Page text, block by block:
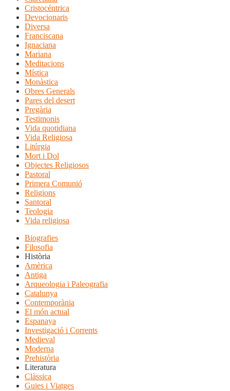
Cristocéntrica
Devocionaris
Diversa
Franciscana
Ignaciana
Mariana
Meditacions
Mística
Monàstica
Obres Generals
Pares del desert
Pregària
Testimonis
Vida quotidiana
Vida Religiosa
Litúrgia
Mort i Dol
Objectes Religiosos
Pastoral
Primera Comunió
Religions
Santoral
Teologia
Vida religiosa
Biografies
Filosofia
Història
Amèrica
Antiga
Arqueologia i Paleografia
Catalunya
Contemporània
El món actual
Espanaya
Investigació i Corrents
Medieval
Moderna
Prehistòria
Literatura
Clàssica
Guies i Viatges